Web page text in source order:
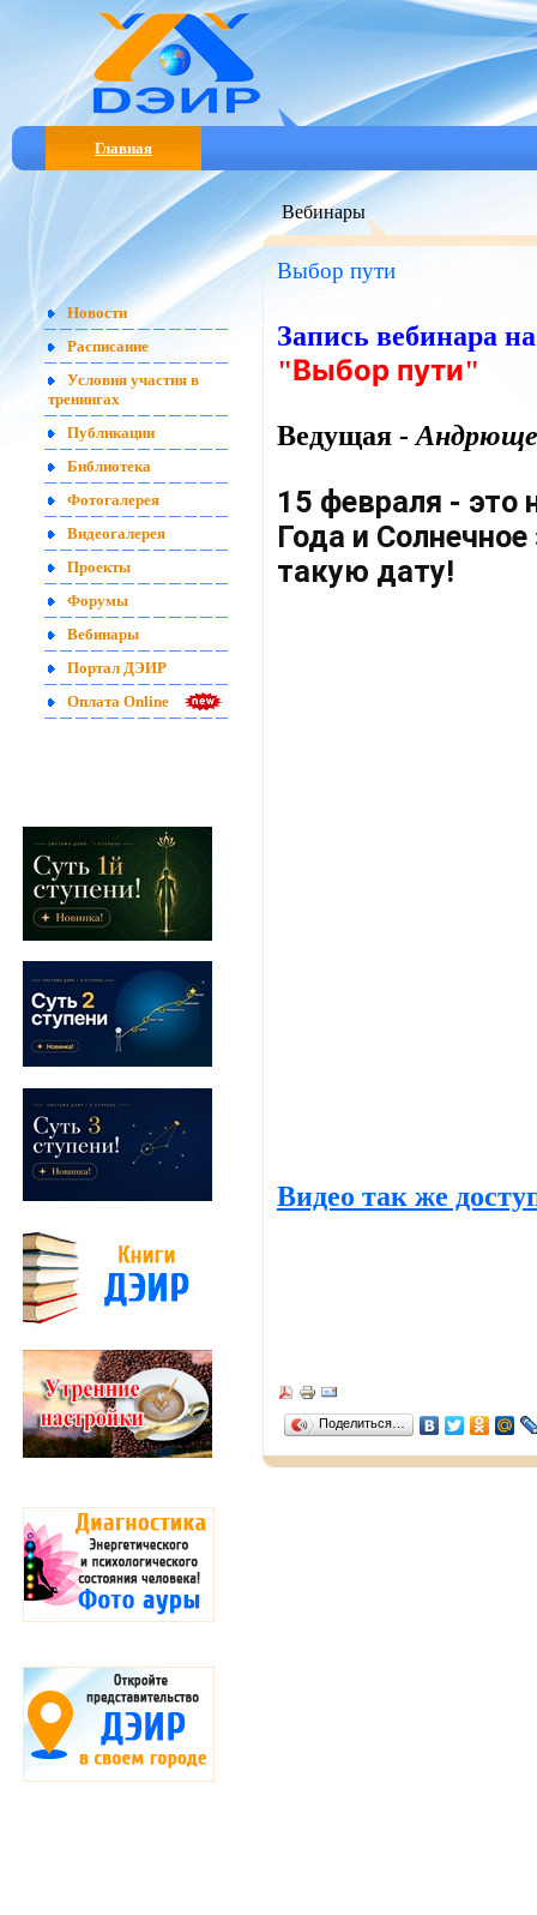
Главная
Новости
Расписание
Условия участия в
тренингах
Публикации
Библиотека
Фотогалерея
Видеогалерея
Проекты
Форумы
Вебинары
Портал ДЭИР
Оплата Online
Вебинары
Выбор пути
Запись вебинара
"Выбор пути"
Ведущая -
15 февраля - это
Года и
такую дату!
Видео так же
Поделиться…